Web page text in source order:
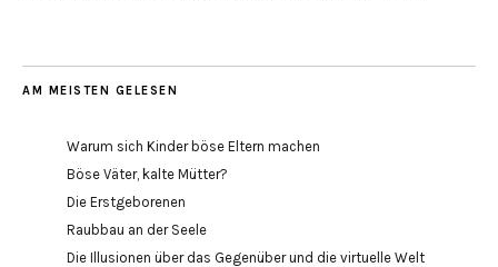
AM MEISTEN GELESEN
Warum sich Kinder böse Eltern machen
Böse Väter, kalte Mütter?
Die Erstgeborenen
Raubbau an der Seele
Die Illusionen über das Gegenüber und die virtuelle Welt